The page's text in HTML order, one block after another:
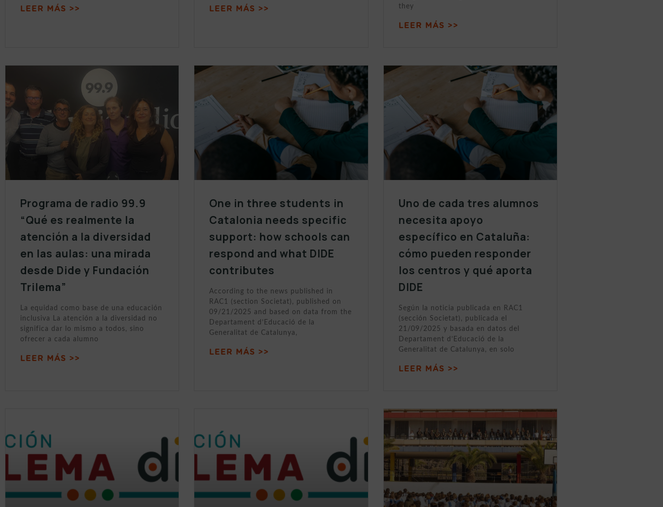
LEER MÁS >> LEER MÁS >>
they
LEER MÁS >>
Programa de radio 99.9
“Qué es realmente la
atención a la diversidad
en las aulas: una mirada
desde Dide y Fundación
Trilema”
La equidad como base de una educación
inclusiva La atención a la diversidad no
significa dar lo mismo a todos, sino
ofrecer a cada alumno
LEER MÁS >>
One in three students in
Catalonia needs specific
support: how schools can
respond and what DIDE
contributes
According to the news published in
RAC1 (section Societat), published on
09/21/2025 and based on data from the
Departament d’Educació de la
Generalitat de Catalunya,
LEER MÁS >>
Uno de cada tres alumnos
necesita apoyo
específico en Cataluña:
cómo pueden responder
los centros y qué aporta
DIDE
Según la noticia publicada en RAC1
(sección Societat), publicada el
21/09/2025 y basada en datos del
Departament d’Educació de la
Generalitat de Catalunya, en solo
LEER MÁS >>